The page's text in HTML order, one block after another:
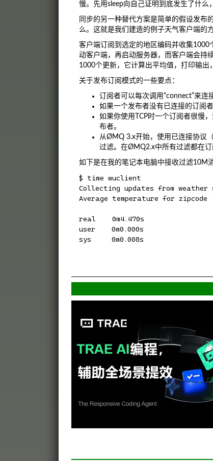
慢。先用sleep向自己证明到底发生了什么
同步的另一种替代方案是简单的假设发布
么。这就是我们建造的例子天气客户端的方
客户端订阅到选定的地区编码并收集
动客户端，再启动服务器，而客户端会持
1000个更新，它计算出平均值，打印输出
关于发布订阅模式的一些要点：
订阅者可以每次调用“connect”来连
如果一个发布者没有已连接的订阅
如果你使用TCP时一个订阅者很慢
布者。
从ØMQ 3.x开始，使用已连接协议
过滤。在ØMQ2.x中所有过滤都在订
如下是在我的笔记本电脑中接收过滤10M
$ time wuclient
Collecting updates from weather
Average temperature for zipcode
real    0m4.470s
user    0m0.000s